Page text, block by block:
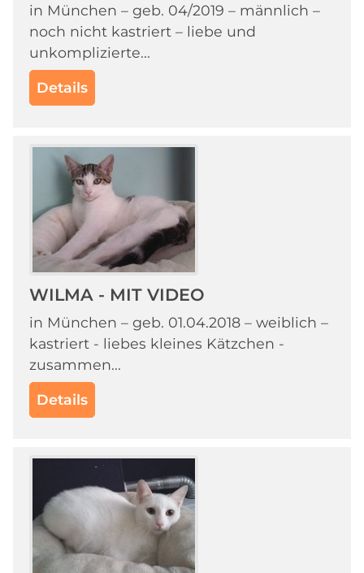
in München – geb. 04/2019 – männlich –
noch nicht kastriert – liebe und
unkomplizierte...
Details
WILMA - MIT VIDEO
in München – geb. 01.04.2018 – weiblich –
kastriert - liebes kleines Kätzchen -
zusammen...
Details